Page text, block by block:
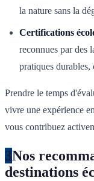
la nature sans la
Certifications
reconnues par des
pratiques
Prendre le temps
vivre une expérience
vous contribuez
3Nos
destinations